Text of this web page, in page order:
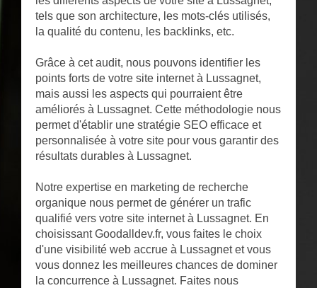
tels que son architecture, les mots-clés utilisés,
la qualité du contenu, les backlinks, etc.
Grâce à cet audit, nous pouvons identifier les
points forts de votre site internet à Lussagnet,
mais aussi les aspects qui pourraient être
améliorés à Lussagnet. Cette méthodologie nous
permet d'établir une stratégie SEO efficace et
personnalisée à votre site pour vous garantir des
résultats durables à Lussagnet.
Notre expertise en marketing de recherche
organique nous permet de générer un trafic
qualifié vers votre site internet à Lussagnet. En
choisissant Goodalldev.fr, vous faites le choix
d'une visibilité web accrue à Lussagnet et vous
vous donnez les meilleures chances de dominer
la concurrence à Lussagnet. Faites nous